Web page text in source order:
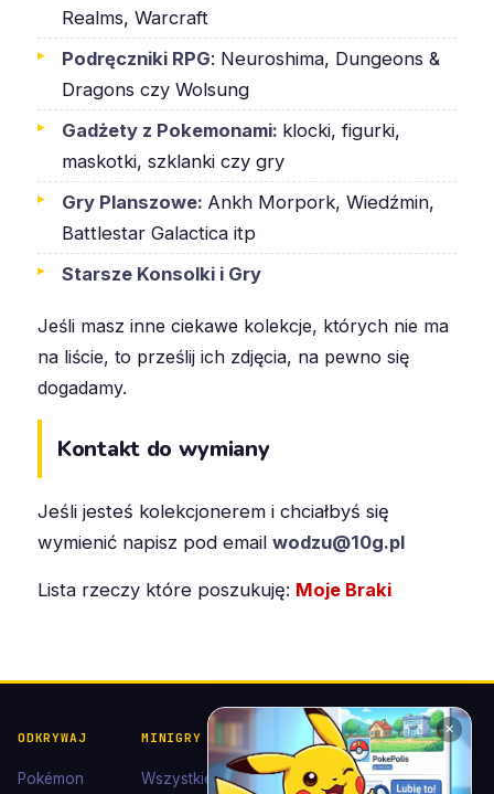
Realms, Warcraft
Podręczniki RPG: Neuroshima, Dungeons &
Dragons czy Wolsung
Gadżety z Pokemonami: klocki, figurki,
maskotki, szklanki czy gry
Gry Planszowe: Ankh Morpork, Wiedźmin,
Battlestar Galactica itp
Starsze Konsolki i Gry
Jeśli masz inne ciekawe kolekcje, których nie ma
na liście, to prześlij ich zdjęcia, na pewno się
dogadamy.
Kontakt do wymiany
Jeśli jesteś kolekcjonerem i chciałbyś się
wymienić napisz pod email wodzu@10g.pl
Lista rzeczy które poszukuję: Moje Braki
ODKRYWAJ
Pokémon
MINIGRY
Wszystkie
POKÉDEX I
KOLEKCJE
POMOC I
KONTAKT
✕